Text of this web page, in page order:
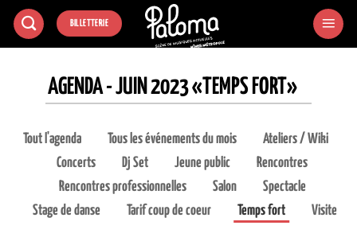
Passer
BILLETTERIE
AGENDA - JUIN 2023 «TEMPS FORT»
Tout l'agenda Tous les événements du mois
Ateliers / Wiki
Concerts
Dj Set Jeune public
Rencontres
Rencontres professionnelles
Salon
Spectacle
Stage de danse
Tarif coup de coeur Temps fort Visite